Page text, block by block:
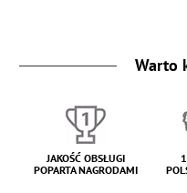
Warto
JAKOŚĆ OBSŁUGI
POPARTA NAGRODAMI